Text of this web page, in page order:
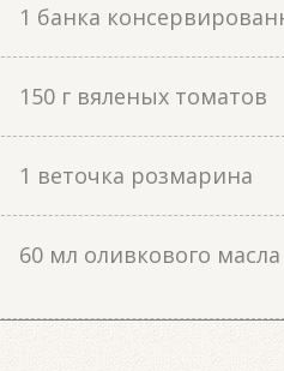
1 банка
150 г вяленых томатов
1 веточка розмарина
60 мл оливкового масла